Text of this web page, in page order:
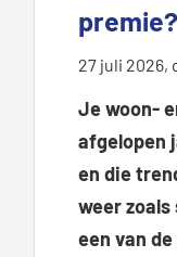
premie?
27 juli 2026,
Je woon-
afgelopen
en die
weer
een van